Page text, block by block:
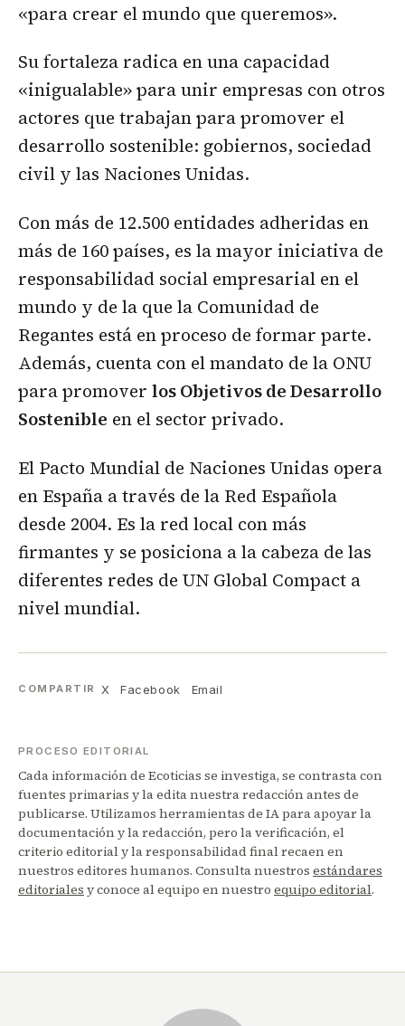
«para crear el mundo que queremos».
Su fortaleza radica en una capacidad
«inigualable» para unir empresas con otros
actores que trabajan para promover el
desarrollo sostenible: gobiernos, sociedad
civil y las Naciones Unidas.
Con más de 12.500 entidades adheridas en
más de 160 países, es la mayor iniciativa de
responsabilidad social empresarial en el
mundo y de la que la Comunidad de
Regantes está en proceso de formar parte.
Además, cuenta con el mandato de la ONU
para promover los Objetivos de Desarrollo
Sostenible en el sector privado.
El Pacto Mundial de Naciones Unidas opera
en España a través de la Red Española
desde 2004. Es la red local con más
firmantes y se posiciona a la cabeza de las
diferentes redes de UN Global Compact a
nivel mundial.
COMPARTIR X Facebook Email
PROCESO EDITORIAL
Cada información de Ecoticias se investiga, se contrasta con
fuentes primarias y la edita nuestra redacción antes de
publicarse. Utilizamos herramientas de IA para apoyar la
documentación y la redacción, pero la verificación, el
criterio editorial y la responsabilidad final recaen en
nuestros editores humanos. Consulta nuestros estándares
editoriales y conoce al equipo en nuestro equipo editorial.